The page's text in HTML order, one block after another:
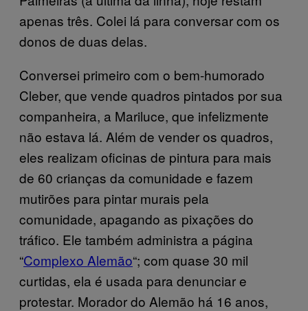
apenas três. Colei lá para conversar com os
donos de duas delas.
Conversei primeiro com o bem-humorado
Cleber, que vende quadros pintados por sua
companheira, a Mariluce, que infelizmente
não estava lá. Além de vender os quadros,
eles realizam oficinas de pintura para mais
de 60 crianças da comunidade e fazem
mutirões para pintar murais pela
comunidade, apagando as pixações do
tráfico. Ele também administra a página
“Complexo Alemão“; com quase 30 mil
curtidas, ela é usada para denunciar e
protestar. Morador do Alemão há 16 anos,